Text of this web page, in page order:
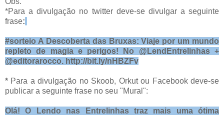
*Para a divulgação no twitter deve-se divulgar a seguinte
frase:
#sorteio A Descoberta das Bruxas: Viaje por um mundo
repleto de magia e perigos! No @LendEntrelinhas +
@editorarocco. http://bit.ly/nHBZFv
* Para a divulgação no Skoob, Orkut ou Facebook deve-se
publicar a seguinte frase no seu "Mural":
Olá! O Lendo nas
Entrelinhas traz mais uma ótima